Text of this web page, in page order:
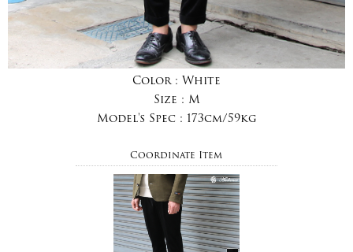
Color : White
Size : M
Model's Spec : 173cm/59kg
Coordinate Item